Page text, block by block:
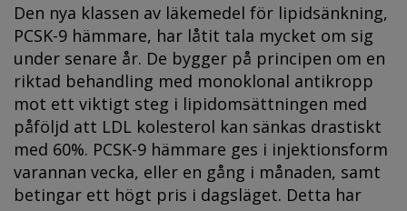
Den nya klassen av läkemedel för lipidsänkning,
PCSK-9 hämmare, har låtit tala mycket om sig
under senare år. De bygger på principen om en
riktad behandling med monoklonal antikropp
mot ett viktigt steg i lipidomsättningen med
påföljd att LDL kolesterol kan sänkas drastiskt
med 60%. PCSK-9 hämmare ges i injektionsform
varannan vecka, eller en gång i månaden, samt
betingar ett högt pris i dagsläget. Detta har